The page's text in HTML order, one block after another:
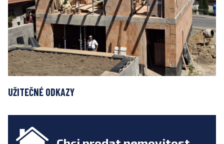
UŽITEČNÉ ODKAZY